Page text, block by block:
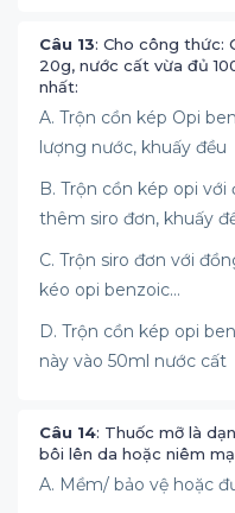
Câu 13: Cho công thức:
20g, nước cất vừa đủ
nhất:
A. Trộn cồn kép Opi
lượng nước, khuấy đều
B. Trộn cồn kép opi
thêm siro đơn, khuấy
C. Trộn siro đơn với
kéo opi benzoic…
D. Trộn cồn kép opi
này vào 50ml nước cất
Câu 14: Thuốc mỡ là
bôi lên da hoặc niêm
A. Mềm/ bảo vệ hoặc